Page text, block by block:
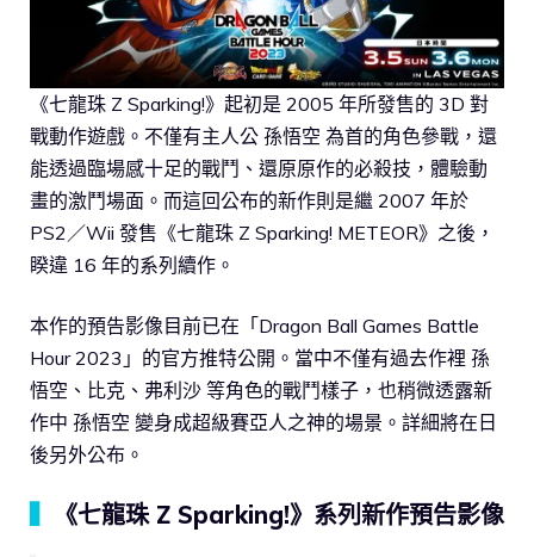
《七龍珠 Z Sparking!》起初是 2005 年所發售的 3D 對
戰動作遊戲。不僅有主人公 孫悟空 為首的角色參戰，還
能透過臨場感十足的戰鬥、還原原作的必殺技，體驗動
畫的激鬥場面。而這回公布的新作則是繼 2007 年於
PS2／Wii 發售《七龍珠 Z Sparking! METEOR》之後，
睽違 16 年的系列續作。
本作的預告影像目前已在「Dragon Ball Games Battle
Hour 2023」的官方推特公開。當中不僅有過去作裡 孫
悟空、比克、弗利沙 等角色的戰鬥樣子，也稍微透露新
作中 孫悟空 變身成超級賽亞人之神的場景。詳細將在日
後另外公布。
《七龍珠 Z Sparking!》系列新作預告影像